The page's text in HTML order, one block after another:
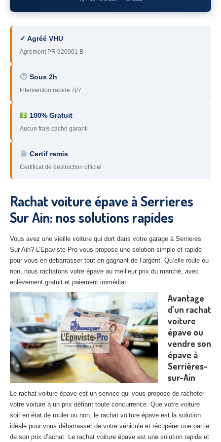
78– Yvelines
93– Seine-Saint-Denis
95– Val d’Oise
91 – Essonne
89– Yonne
60 – Oise
51– Marne
28 – Eure-et-Loir
10– Aube
02– Aisne
Tous les secteurs
CENTREVHU AGRÉE
Centreagréé VHU Paris 75 : casse auto avec destruction
Centreagréé VHU 77 : casse auto avec destruction
Centreagréé VHU 78 : casse auto avec destruction
Centreagréé VHU 91 : casse auto avec destruction
Centre agréé VHU 92 : casse auto avec destruction
Centreagréé VHU 93 : casse auto avec destruction
✓ Agréé VHU
Agrément PR 920001 B
Sous 2h
Intervention rapide 7j/7
100% Gratuit
Aucun frais caché garanti
Certif remis
Certificat de destruction officiel
Rachat voiture épave à Serrieres
Sur Ain: nos solutions rapides
Vous avez une vieille voiture qui dort dans votre garage à Serrieres
Sur Ain? L’Epaviste-Pro vous propose une solution simple et rapide
pour vous en débarrasser tout en gagnant de l’argent. Qu’elle roule ou
non, nous rachatons votre épave au meilleur prix du marché, avec
enlèvement gratuit et paiement immédiat.
Avantage
d’un rachat
voiture
épave ou
vendre son
épave à
Serrières-
sur-Ain
Le rachat voiture épave est un service qui vous propose de racheter
votre voiture à un prix défiant toute concurrence. Que votre voiture
soit en état de rouler ou non, le rachat voiture épave est la solution
idéale pour vous débarrasser de votre véhicule et récupérer une partie
de son prix d’achat. Le rachat voiture épave est une solution rapide et